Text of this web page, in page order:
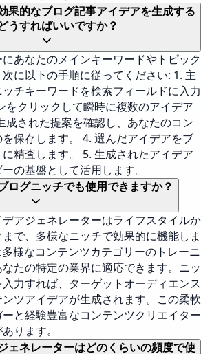
果的なブログ記事アイデアを生成する
うすればいいですか？
あなたのメインキーワードやトピック
に以下の手順に従ってください: 1. 主
チキーワードを検索フィールドに入力
をクリックして瞬時に複数のアイデア
成された提案を確認し、あなたのコン
保存します。 4. 選んだアイデアをブ
精査します。 5. 生成されたアイデア
の基盤として活用します。
ログニッチでも使用できますか？
アジェネレーターはライフスタイルか
で、多様なニッチで効果的に機能しま
様なコンテンツカテゴリーのトレーニ
たの特定の業界に適応できます。ニッ
力すれば、ターゲットオーディエンス
ツアイデアが生成されます。この柔軟
と経験豊富なコンテンツクリエイター
ります。
ェネレーターはどのくらいの頻度で使